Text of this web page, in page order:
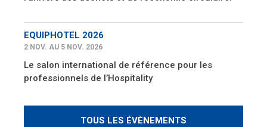
EQUIPHOTEL 2026
2 NOV. AU 5 NOV. 2026
Le salon international de référence pour les
professionnels de l’Hospitality
TOUS LES ÉVÈNEMENTS